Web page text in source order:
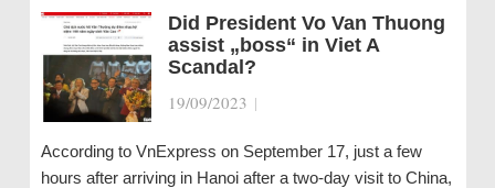
Did President Vo Van Thuong
assist „boss“ in Viet A
Scandal?
19/09/2023 |
According to VnExpress on September 17, just a few
hours after arriving in Hanoi after a two-day visit to China,